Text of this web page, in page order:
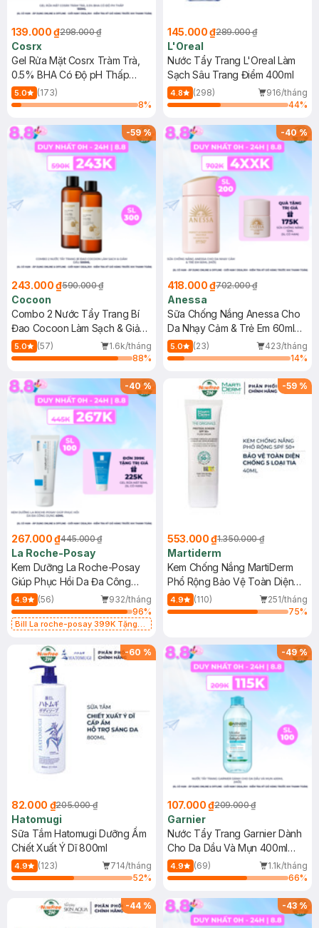
139.000 ₫298.000 ₫
Cosrx
Gel Rửa Mặt Cosrx Tràm Trà,
0.5% BHA Có Độ pH Thấp
150ml
5.0
(173)
8%
145.000 ₫289.000 ₫
L'Oreal
Nước Tẩy Trang L'Oreal Làm
Sạch Sâu Trang Điểm 400ml
4.8 (298)
916/tháng
44%
-59%
243.000 ₫590.000 ₫
Cocoon
Combo 2 Nước Tẩy Trang Bí
Đao Cocoon Làm Sạch & Giảm
Dầu 500ml
5.0 (57)
1.6k/tháng
88%
-40%
418.000 ₫702.000 ₫
Anessa
Sữa Chống Nắng Anessa Cho
Da Nhạy Cảm & Trẻ Em 60ml
(Mới)
5.0 (23)
423/tháng
14%
-40%
267.000 ₫445.000 ₫
La Roche-Posay
Kem Dưỡng La Roche-Posay
Giúp Phục Hồi Da Đa Công
Dụng 40ml
4.9 (56)
932/tháng
96%
Bill La roche-posay 399K Tặng
(SL có hạn)
-59 %
553.000 ₫1.350.000 ₫
Martiderm
Kem Chống Nắng MartiDerm
Phổ Rộng Bảo Vệ Toàn Diện
40ml
4.9 (110)
251/tháng
75%
-60 %
82.000 ₫205.000 ₫
Hatomugi
Sữa Tắm Hatomugi Dưỡng Ẩm
Chiết Xuất Ý Dĩ 800ml
4.9 (123)
714/tháng
52%
-49%
107.000 ₫209.000 ₫
Garnier
Nước Tẩy Trang Garnier Dành
Cho Da Dầu Và Mụn 400ml
(Mới)
4.9 (69)
1.1k/tháng
66%
-44 % -43%